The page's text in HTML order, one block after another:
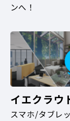
ンへ！
イエクラウ
スマホ/タブレ